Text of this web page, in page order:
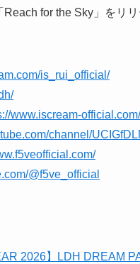
for the Sky」をリ
is_rui_official/
www.iscream-official.com/
channel/
@f5ve_official
2026】LDH DREAM